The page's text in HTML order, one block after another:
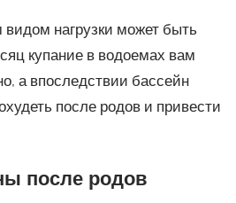
нагрузки может быть
купание в водоемах вам
а впоследствии бассейн
после родов и привести
после родов